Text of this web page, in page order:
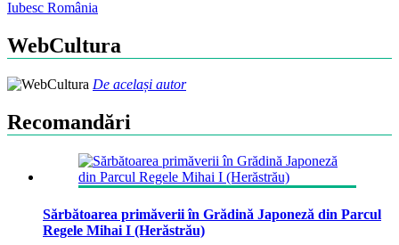
navigation
Iubesc România
WebCultura
De același autor
Recomandări
Sărbătoarea primăverii în Grădină Japoneză din Parcul
Regele Mihai I (Herăstrău)